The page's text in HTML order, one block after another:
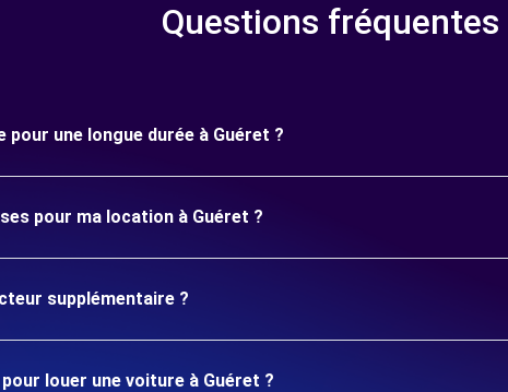
Questions fréquentes
une longue durée à Guéret ?
pour ma location à Guéret ?
supplémentaire ?
louer une voiture à Guéret ?